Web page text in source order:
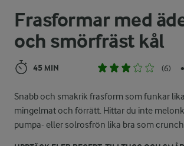
Frasformar med
och smörfräst kål
45 MIN (6) •
Snabb och smakrik frasform som funkar
mingelmat och förrätt. Hittar du inte
pumpa- eller solrosfrön lika bra som